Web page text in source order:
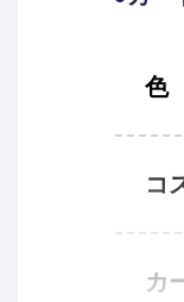
色
コ
カ